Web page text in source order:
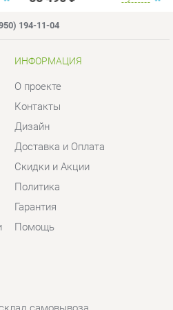
Дизайн
Политика
Гарантия
Помощь
самовывоза
54
- 20:00 (GMT+5)